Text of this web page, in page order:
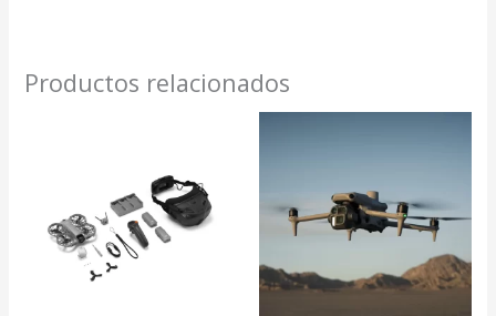
Productos relacionados